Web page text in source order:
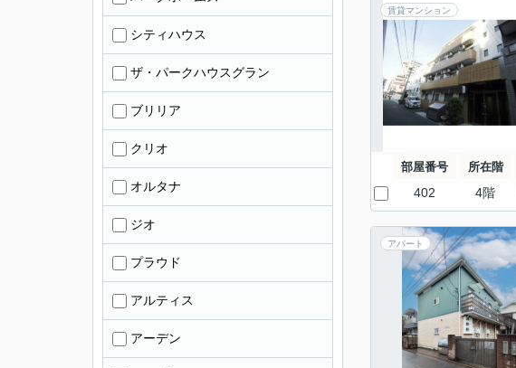
賃貸マンション
部屋番号 所在階
402 4階
アパート
シティハウス
ザ・パークハウスグラン
ブリリア
クリオ
オルタナ
ジオ
プラウド
アルティス
アーデン